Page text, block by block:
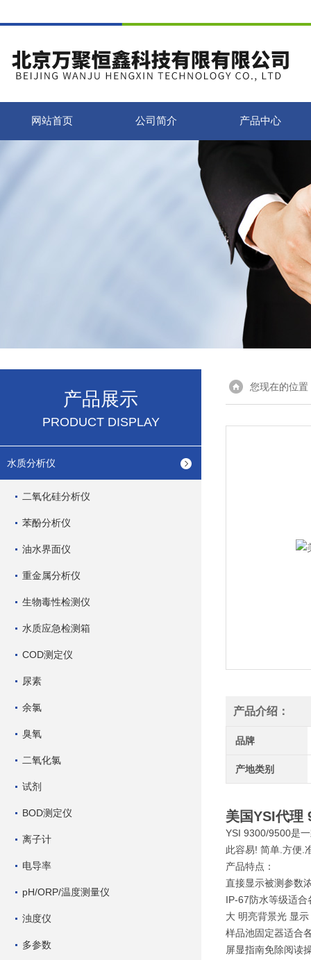
网站首页 公司简介 产品中心
产品展示
PRODUCT DISPLAY
水质分析仪
二氧化硅分析仪
苯酚分析仪
油水界面仪
重金属分析仪
生物毒性检测仪
水质应急检测箱
COD测定仪
尿素
余氯
臭氧
二氧化氯
试剂
BOD测定仪
离子计
电导率
pH/ORP/温度测量仪
浊度仪
多参数
您现在的位置
产品介绍：
品牌
产地类别
美国YSI代理
YSI 9300/9500是
此容易! 简单.方便.
产品特点：
直接显示被测参数
IP-67防水等级适合
大 明亮背景光 显示
样品池固定器适合
屏显指南免除阅读